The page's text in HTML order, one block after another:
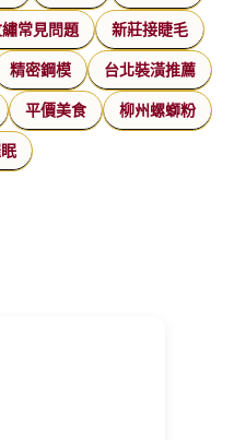
常見問題 新莊接睫毛
精密鋼模 台北裝潢推薦
平價美食 柳州螺螄粉